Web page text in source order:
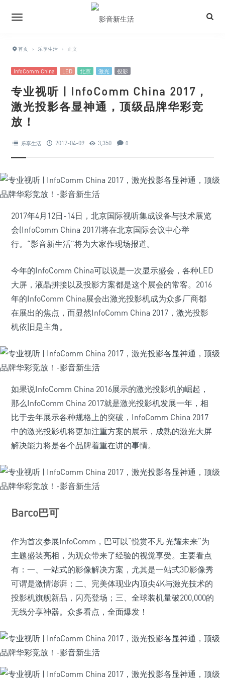
首页 › 乐享生活 › 正文
InfoComm China LED 北京 激光 投影
专业视听 | InfoComm China 2017，
激光投影各显神通，顶级品牌华彩竞
放！
乐享生活 2017-04-09 3,350 0
2017年4月12日-14日，北京国际视听集成设备与技术展览
会(InfoComm China 2017)将在北京国际会议中心举
行。“影音新生活”将为大家作现场报道。
今年的InfoComm China可以说是一次显示盛会，各种LED
大屏，液晶拼接以及投影方案都是这个展会的常客。2016
年的InfoComm China展会出激光投影机成为众多厂商都
在展出的焦点，而显然InfoComm China 2017，激光投影
机依旧是主角。
如果说InfoComm China 2016展示的激光投影机的崛起，
那么InfoComm China 2017就是激光投影机发展一年，相
比于去年展示各种规格上的突破，InfoComm China 2017
中的激光投影机将更加注重方案的展示，成熟的激光大屏
解决能力将是各个品牌着重在讲的事情。
Barco巴可
作为首次参展InfoComm，巴可以“悦赏不凡 光耀未来”为
主题盛装亮相，为观众带来了经验的视觉享受。主要看点
有：一、一站式的影像解决方案，尤其是一站式3D影像秀
可谓是激情澎湃；二、完美体现业内顶尖4K与激光技术的
投影机旗舰新品，闪亮登场；三、全球装机量破200,000的
无线分享神器。众多看点，全面爆发！